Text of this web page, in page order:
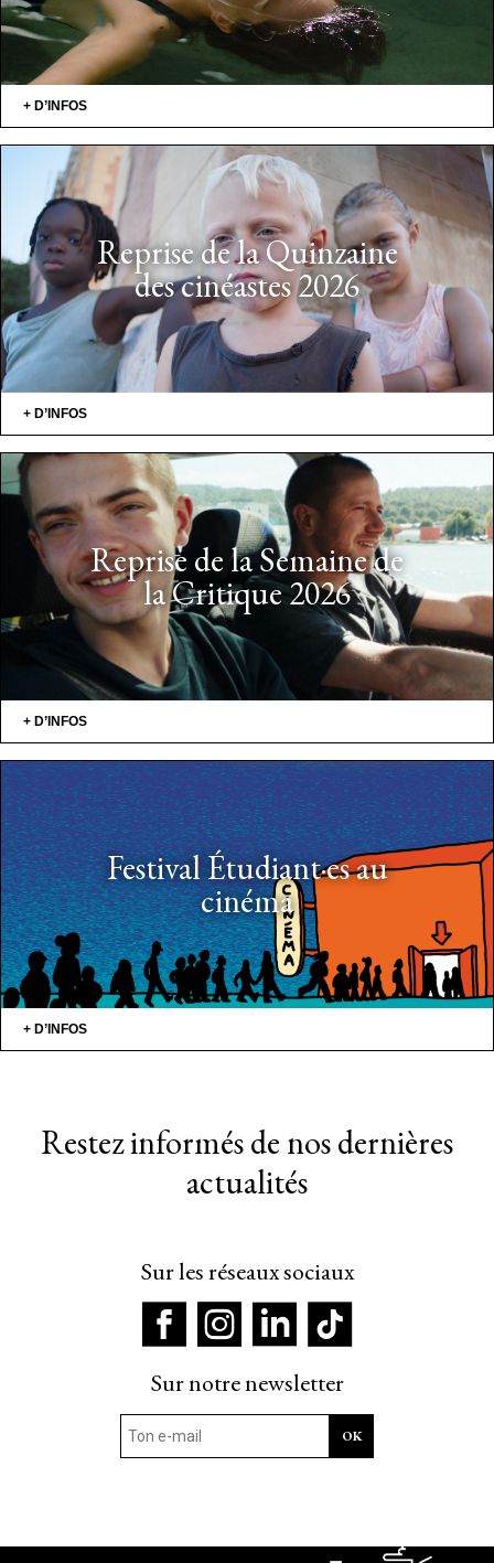
+ D’INFOS
Reprise de la Quinzaine
des cinéastes 2026
+ D’INFOS
Reprise de la Semaine de
la Critique 2026
+ D’INFOS
Festival Étudiant·es au
cinéma
+ D’INFOS
Restez informés de nos dernières
actualités
Sur les réseaux sociaux
Sur notre newsletter